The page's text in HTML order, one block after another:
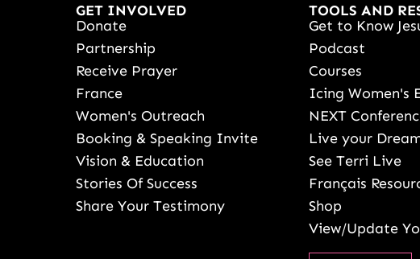
GET INVOLVED
Donate
Partnership
Receive Prayer
France
Women's Outreach
Booking & Speaking Invite
Vision & Education
Stories Of Success
Share Your Testimony
TOOLS AND
Get to Know
Podcast
Courses
Icing Women's
NEXT
Live your
See Terri Live
Français
Shop
View/Update